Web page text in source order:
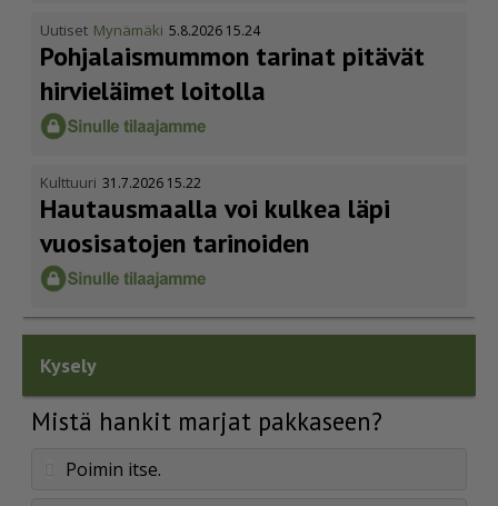
Uutiset Mynämäki 5.8.2026 15.24
Pohja­lais­mummon tarinat pitävät
hirvieläimet loitolla
Kulttuuri 31.7.2026 15.22
Hautausmaalla voi kulkea läpi
vuosisatojen tarinoiden
Kysely
Mistä hankit marjat pakkaseen?
Poimin itse.